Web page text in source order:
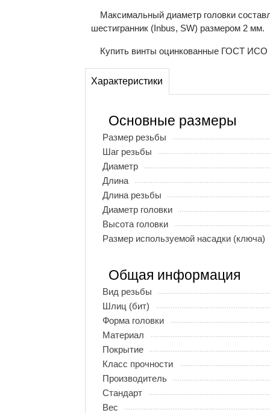
Максимальный диаметр головки
шестигранник (Inbus, SW) размером 2 мм.
Купить винты оцинкованные ГОСТ ИСО
Характеристики
Основные размеры
Размер резьбы
Шаг резьбы
Диаметр
Длина
Длина резьбы
Диаметр головки
Высота головки
Размер используемой насадки (ключа)
Общая информация
Вид резьбы
Шлиц (бит)
Форма головки
Материал
Покрытие
Класс прочности
Производитель
Стандарт
Вес